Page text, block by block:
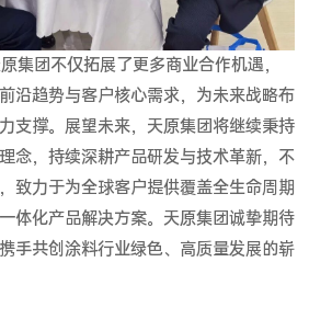
集团不仅拓展了更多商业合作机遇，
沿趋势与客户核心需求，为未来战略布
支撑。展望未来，天原集团将继续秉持
念，持续深耕产品研发与技术革新，不
致力于为全球客户提供覆盖全生命周期
体化产品解决方案。天原集团诚挚期待
手共创涂料行业绿色、高质量发展的崭